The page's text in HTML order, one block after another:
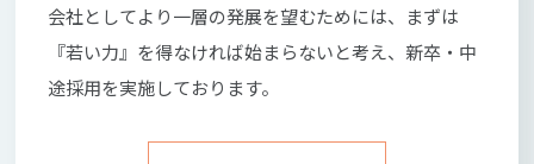
会社としてより一層の発展を望むためには、
まずは
『若い力』を得なければ始まらないと考え、 新卒・中
途採用を実施しております。